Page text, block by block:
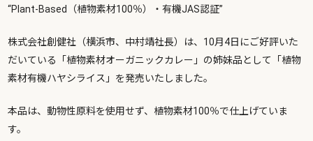
“Plant-Based（植物素材100％）・有機JAS認証”
株式会社創健社（横浜市、中村靖社長）は、10月4日にご好評いた
だいている「植物素材オーガニックカレー」の姉妹品として「植物
素材有機ハヤシライス」を発売いたしました。
本品は、動物性原料を使用せず、植物素材100％で仕上げていま
す。